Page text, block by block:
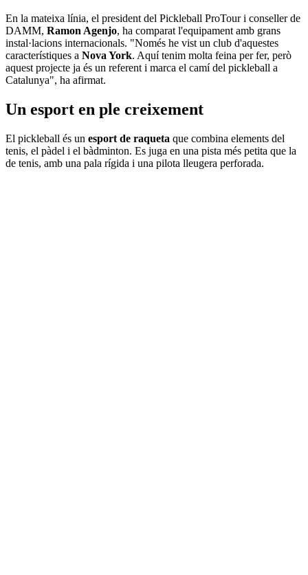
En la mateixa línia, el president del Pickleball ProTour i conseller de
DAMM, Ramon Agenjo, ha comparat l'equipament amb grans
instal·lacions internacionals. "Només he vist un club d'aquestes
característiques a Nova York. Aquí tenim molta feina per fer, però
aquest projecte ja és un referent i marca el camí del pickleball a
Catalunya", ha afirmat.
Un esport en ple creixement
El pickleball és un esport de raqueta que combina elements del
tenis, el pàdel i el bàdminton. Es juga en una pista més petita que la
de tenis, amb una pala rígida i una pilota lleugera perforada.